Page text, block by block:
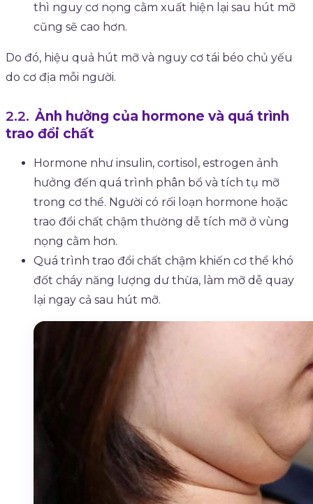
thì nguy cơ nọng cằm xuất hiện lại sau hút mỡ
cũng sẽ cao hơn.
Do đó, hiệu quả hút mỡ và nguy cơ tái béo chủ yếu
do cơ địa mỗi người.
Ảnh hưởng của hormone và quá trình
trao đổi chất
Hormone như insulin, cortisol, estrogen ảnh
hưởng đến quá trình phân bổ và tích tụ mỡ
trong cơ thể. Người có rối loạn hormone hoặc
trao đổi chất chậm thường dễ tích mỡ ở vùng
nọng cằm hơn.
Quá trình trao đổi chất chậm khiến cơ thể khó
đốt cháy năng lượng dư thừa, làm mỡ dễ quay
lại ngay cả sau hút mỡ.